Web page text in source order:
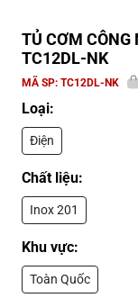
TỦ CƠM CÔNG
TC12DL-NK
MÃ SP: TC12DL-NK
Loại:
Điện
Chất liệu:
Inox 201
Khu vực:
Toàn Quốc